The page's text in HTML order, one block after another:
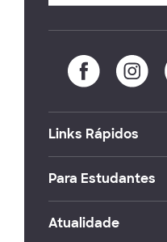
Links Rápidos
Para Estudantes
Atualidade